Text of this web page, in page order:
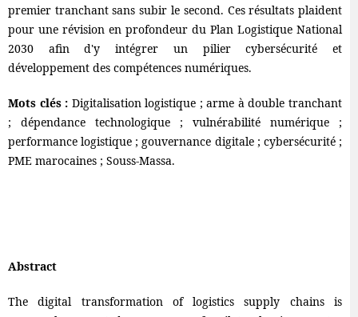
premier tranchant sans subir le second. Ces résultats plaident
pour une révision en profondeur du Plan Logistique National
2030 afin d'y intégrer un pilier cybersécurité et
développement des compétences numériques.
Mots clés : Digitalisation logistique ; arme à double tranchant
; dépendance technologique ; vulnérabilité numérique ;
performance logistique ; gouvernance digitale ; cybersécurité ;
PME marocaines ; Souss-Massa.
Abstract
The digital transformation of logistics supply chains is